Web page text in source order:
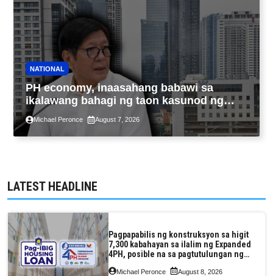
NATIONAL
PH economy, inaasahang babawi sa
ikalawang bahagi ng taon kasunod ng
2.3% GDP dulot ng Middle East war,
pagkaantala ng public construction
Michael Peronce August 7, 2026
LATEST HEADLINE
Pagpapabilis ng konstruksyon sa higit
7,300 kabahayan sa ilalim ng Expanded
4PH, posible na sa pagtutulungan ng
Pag-IBIG at P.A. Alvarez
Michael Peronce August 8, 2026